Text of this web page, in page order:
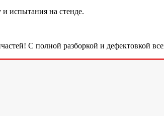
испытания на стенде.
С полной разборкой и дефектовкой